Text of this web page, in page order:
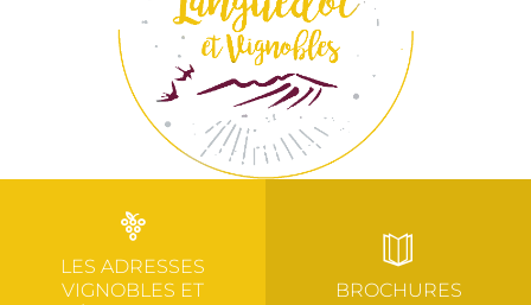
LES ADRESSES
VIGNOBLES ET
BROCHURES